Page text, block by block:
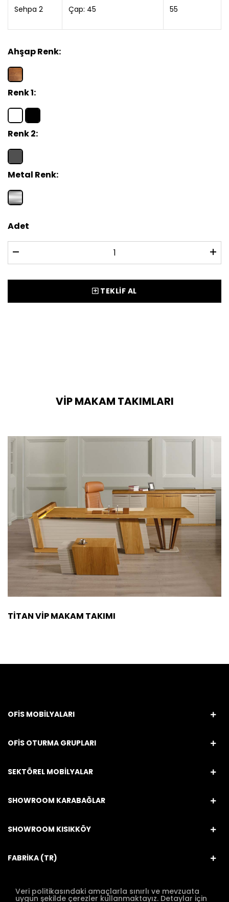
Sehpa 2 Çap: 45 55
Ahşap Renk:
Renk 1:
Renk 2:
Metal Renk:
Adet
TEKLİF AL
VİP MAKAM TAKIMLARI
TİTAN VİP MAKAM TAKIMI
OFİS MOBİLYALARI
OFİS OTURMA GRUPLARI
SEKTÖREL MOBİLYALAR
SHOWROOM KARABAĞLAR
SHOWROOM KISIKKÖY
FABRİKA (TR)
Veri politikasındaki amaçlarla sınırlı ve mevzuata
uygun şekilde çerezler kullanmaktayız. Detaylar için